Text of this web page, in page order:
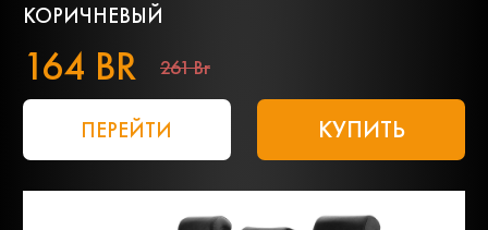
КОРИЧНЕВЫЙ
164 BR 261 Br
ПЕРЕЙТИ КУПИТЬ